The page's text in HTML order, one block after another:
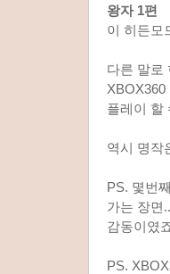
왕자 1편
이 히든모
다른 말로
XBOX360
플레이 할
역시 명작
PS. 몇번
가는 장면
감동이였
PS.